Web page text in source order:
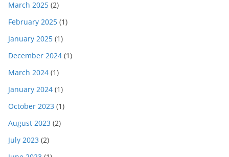
March 2025 (2)
February 2025 (1)
January 2025 (1)
December 2024 (1)
March 2024 (1)
January 2024 (1)
October 2023 (1)
August 2023 (2)
July 2023 (2)